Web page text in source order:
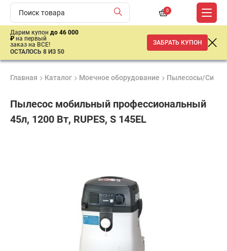
0
Дарим купон до 46 000
₽ на первый
заказ на ВСЕ!
ОСТАЛОСЬ 8 ИЗ 50
ЗАБРАТЬ КУПОН
Главная Каталог Моечное оборудование Пылесосы/
Пылесос мобильный профессиональный
45л, 1200 Вт, RUPES, S 145EL
Подобрать аналог